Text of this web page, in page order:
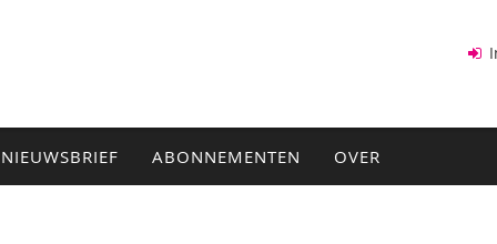
NIEUWSBRIEF ABONNEMENTEN OVER